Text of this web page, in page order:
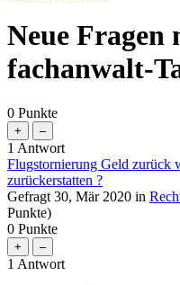
Neue Fragen
fachanwalt-
0 Punkte
1 Antwort
Flugstornierung Geld zurück
zurückerstatten ?
Gefragt 30, Mär 2020 in
Punkte)
0 Punkte
1 Antwort